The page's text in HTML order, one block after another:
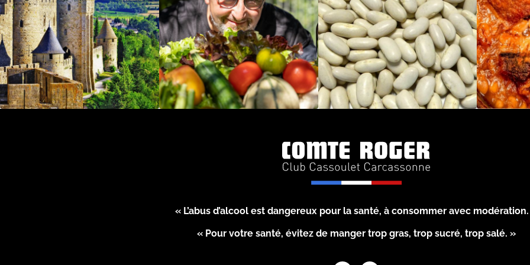
« L’abus d’alcool est dangereux pour la santé, à consommer avec
« Pour votre santé, évitez de manger trop gras, trop sucré, trop salé. »